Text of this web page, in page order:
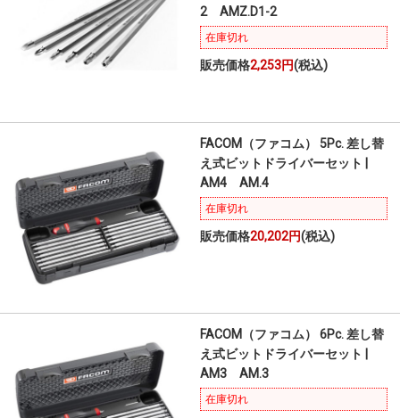
2 AMZ.D1-2
在庫切れ
販売価格2,253円(税込)
FACOM（ファコム） 5Pc. 差し替
え式ビットドライバーセット |
AM4 AM.4
在庫切れ
販売価格20,202円(税込)
FACOM（ファコム） 6Pc. 差し替
え式ビットドライバーセット |
AM3 AM.3
在庫切れ